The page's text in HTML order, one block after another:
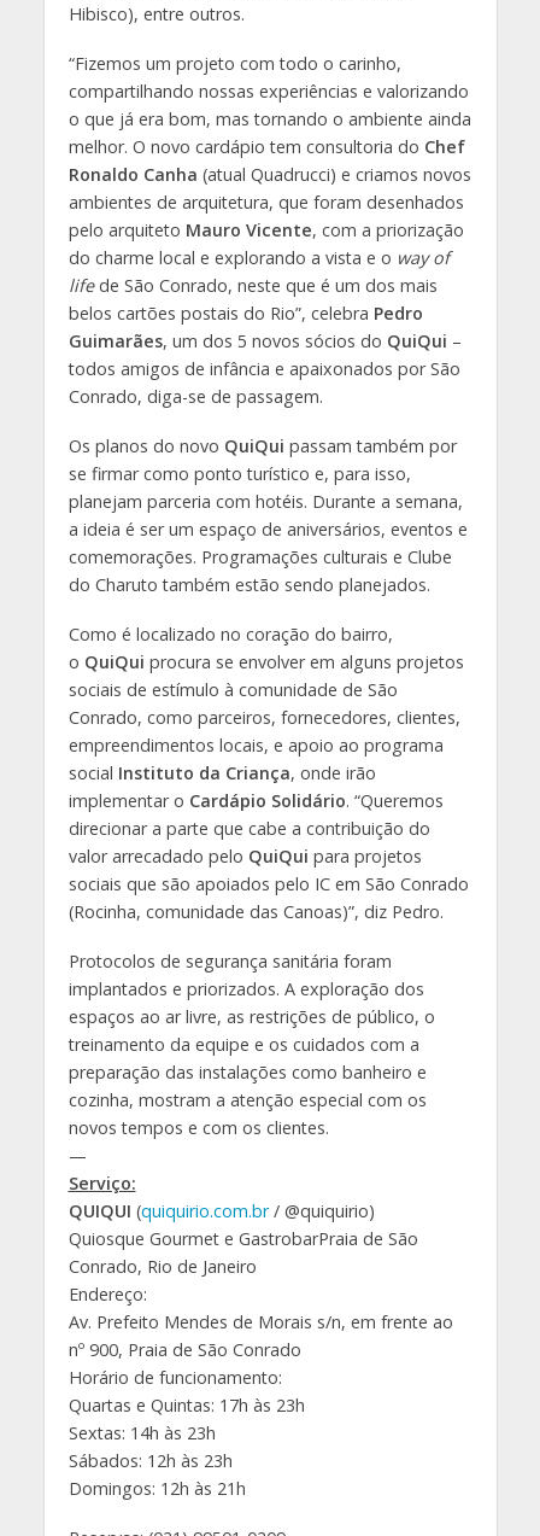
Hibisco), entre outros.
“Fizemos um projeto com todo o carinho,
compartilhando nossas experiências e valorizando
o que já era bom, mas tornando o ambiente ainda
melhor. O novo cardápio tem consultoria do Chef
Ronaldo Canha (atual Quadrucci) e criamos novos
ambientes de arquitetura, que foram desenhados
pelo arquiteto Mauro Vicente, com a priorização
do charme local e explorando a vista e o way of
lifede São Conrado, neste que é um dos mais
belos cartões postais do Rio”, celebra Pedro
Guimarães, um dos 5 novos sócios do QuiQui –
todos amigos de infância e apaixonados por São
Conrado, diga-se de passagem.
Os planos do novo QuiQui passam também por
se firmar como ponto turístico e, para isso,
planejam parceria com hotéis. Durante a semana,
a ideia é ser um espaço de aniversários, eventos e
comemorações. Programações culturais e Clube
do Charuto também estão sendo planejados.
Como é localizado no coração do bairro,
o QuiQui procura se envolver em alguns projetos
sociais de estímulo à comunidade de São
Conrado, como parceiros, fornecedores, clientes,
empreendimentos locais, e apoio ao programa
social Instituto da Criança, onde irão
implementar o Cardápio Solidário. “Queremos
direcionar a parte que cabe a contribuição do
valor arrecadado pelo QuiQui para projetos
sociais que são apoiados pelo IC em São Conrado
(Rocinha, comunidade das Canoas)”, diz Pedro.
Protocolos de segurança sanitária foram
implantados e priorizados. A exploração dos
espaços ao ar livre, as restrições de público, o
treinamento da equipe e os cuidados com a
preparação das instalações como banheiro e
cozinha, mostram a atenção especial com os
novos tempos e com os clientes.
—
Serviço:
QUIQUI (quiquirio.com.br/ @quiquirio)
Quiosque Gourmet e GastrobarPraia de São
Conrado, Rio de Janeiro
Endereço:
Av. Prefeito Mendes de Morais s/n, em frente ao
nº 900, Praia de São Conrado
Horário de funcionamento:
Quartas e Quintas: 17h às 23h
Sextas: 14h às 23h
Sábados: 12h às 23h
Domingos: 12h às 21h